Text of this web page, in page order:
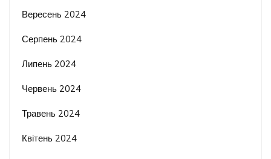
Вересень 2024
Серпень 2024
Липень 2024
Червень 2024
Травень 2024
Квітень 2024